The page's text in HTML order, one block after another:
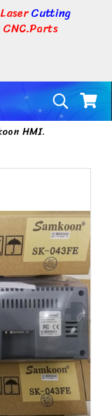
Cutting
CNC.Parts
HMI.